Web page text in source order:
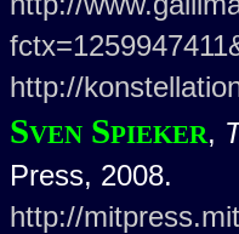
http://
Sven Spieker,
Press, 2008.
http://